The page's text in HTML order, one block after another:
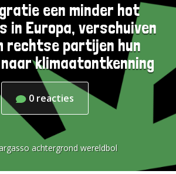
een minder hot
in Europa, verschuiven
rechtse partijen hun
klimaatontkenning
0 reacties
achtergrond wereldbol